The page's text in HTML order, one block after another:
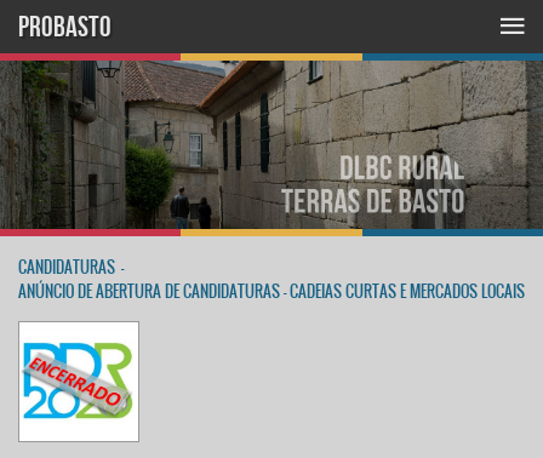
PROBASTO
CANDIDATURAS -
ANÚNCIO DE ABERTURA DE CANDIDATURAS - CADEIAS CURTAS E MERCADOS LOCAIS